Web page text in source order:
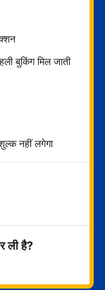
बुकिंग मिल जाती
नहीं लगेगा
ली है?